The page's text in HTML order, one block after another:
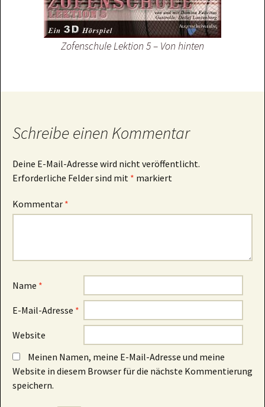
Zofenschule Lektion 5 – Von hinten
Schreibe einen Kommentar
Deine E-Mail-Adresse wird nicht veröffentlicht.
Erforderliche Felder sind mit * markiert
Kommentar *
Name *
E-Mail-Adresse *
Website
Meinen Namen, meine E-Mail-Adresse und meine
Website in diesem Browser für die nächste Kommentierung
speichern.